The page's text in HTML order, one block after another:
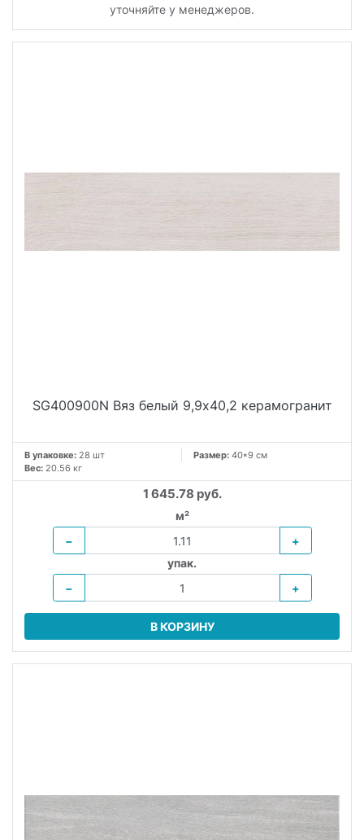
уточняйте у менеджеров.
SG400900N Вяз белый 9,9x40,2 керамогранит
В упаковке: 28 шт Размер: 40*9 см
Вес: 20.56 кг
1 645.78 руб.
м²
−
+
упак.
−
+
В КОРЗИНУ